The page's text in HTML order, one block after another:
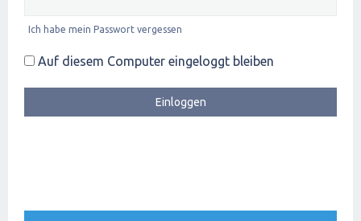
Ich habe mein Passwort vergessen
Auf diesem Computer eingeloggt bleiben